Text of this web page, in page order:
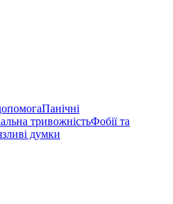
Панічні
тривожністьФобії та
думки